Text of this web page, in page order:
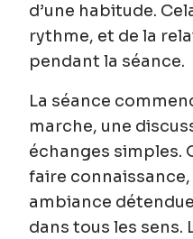
d’une habitude.
rythme, et de la
pendant la séance.
La séance
marche, une
échanges simples.
faire
ambiance
dans tous les sens.